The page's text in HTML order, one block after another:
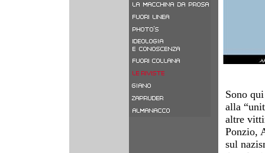
Sono
alla
altre
Ponzio,
sul